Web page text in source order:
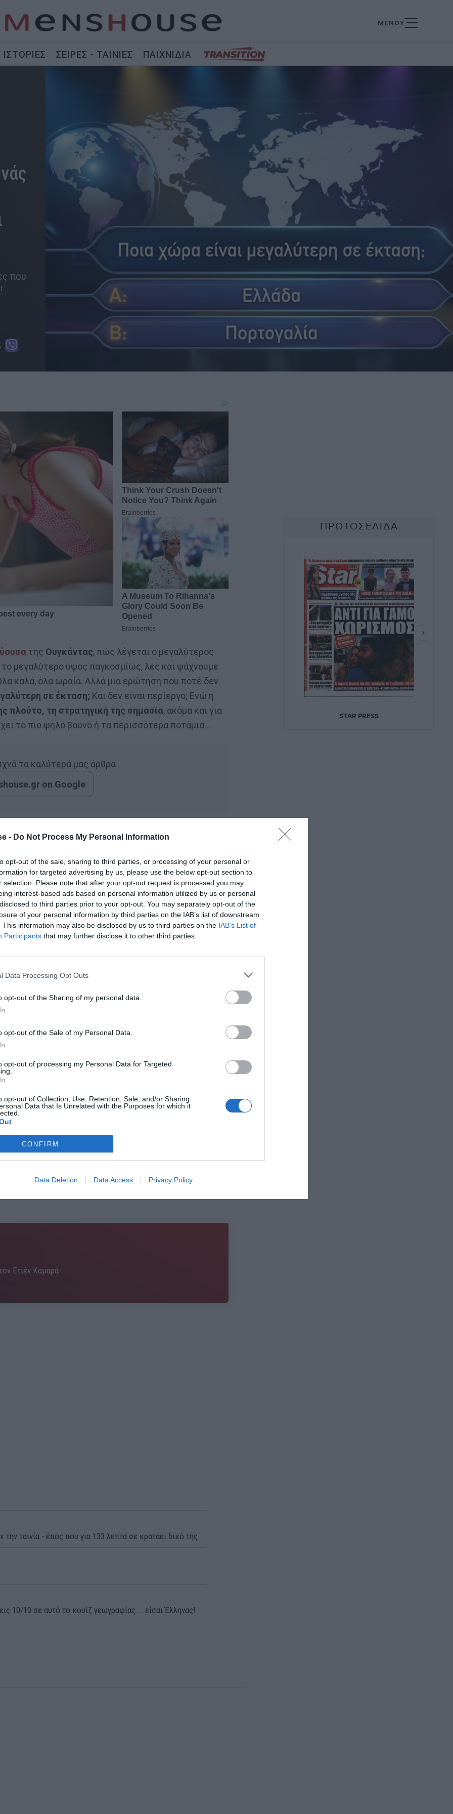
- Do Not Process My Personal Information
opt-out of the sale, sharing to third parties, or processing of your personal or
for targeted advertising by us, please use the below opt-out section to
selection. Please note that after your opt-out request is processed you may
interest-based ads based on personal information utilized by us or personal
to third parties prior to your opt-out. You may separately opt-out of the
of your personal information by third parties on the IAB’s list of downstream
This information may also be disclosed by us to third parties on the IAB’s List of
Participants that may further disclose it to other third parties.
Data Processing Opt Outs
opt-out of the Sharing of my personal data.
opt-out of the Sale of my Personal Data.
opt-out of processing my Personal Data for Targeted
opt-out of Collection, Use, Retention, Sale, and/or Sharing
Data that Is Unrelated with the Purposes for which it
CONFIRM
Data Deletion Data Access Privacy Policy
ΜΕΝΟΥ
ΙΣΤΟΡΙΕΣ ΣΕΙΡΕΣ - ΤΑΙΝΙΕΣ ΠΑΙΧΝΙΔΙΑ
που
της Ουγκάντας, πώς λέγεται ο μεγαλύτερος
μεγαλύτερο ύψος παγκοσμίως, λες και ψάχνουμε
καλά, όλα ωραία. Αλλά μια ερώτηση που ποτέ δεν
σε έκταση; Και δεν είναι περίεργο; Ενώ η
πλούτο, τη στρατηγική της σημασία, ακόμα και για
το πιο ψηλό βουνό ή τα περισσότερα ποτάμια…
τα καλύτερά μας άρθρα
on Google
πια μαθητές, να
να επιτεθούμε στα δημοτικά και στα γυμνάσια
ένακουίζ-φόρο τιμήςστη γεωγραφική
βρειςποια από τις δύο έχει μεγαλύτερη έκταση. Όχι
Πόσο πιο απλή ερώτηση. Πόσο καλά θυμάσαι
με το πόσες ερωτήσεις από εκείνες που θα
σε έκταση;
Ετιέν Καμαρά
ταινία - έπος που για 133 λεπτά σε κρατάει δικό της
10/10 σε αυτό το κουίζ γεωγραφίας... είσαι Έλληνας!